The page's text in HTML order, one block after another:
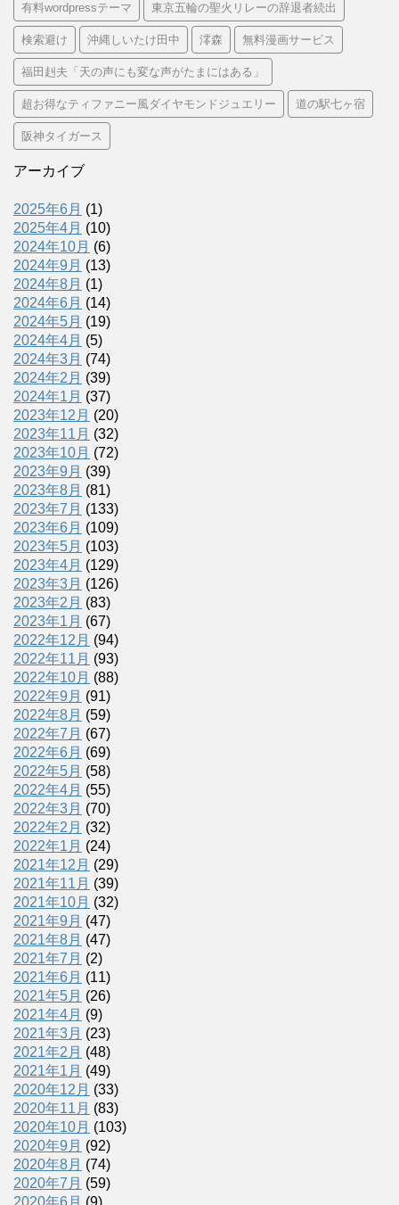
有料wordpressテーマ 東京五輪の聖火リレーの辞退者続出
検索避け 沖縄しいたけ田中 澪森 無料漫画サービス
福田赳夫「天の声にも変な声がたまにはある」
超お得なティファニー風ダイヤモンドジュエリー 道の駅七ヶ宿
阪神タイガース
アーカイブ
2025年6月 (1)
2025年4月 (10)
2024年10月 (6)
2024年9月 (13)
2024年8月 (1)
2024年6月 (14)
2024年5月 (19)
2024年4月 (5)
2024年3月 (74)
2024年2月 (39)
2024年1月 (37)
2023年12月 (20)
2023年11月 (32)
2023年10月 (72)
2023年9月 (39)
2023年8月 (81)
2023年7月 (133)
2023年6月 (109)
2023年5月 (103)
2023年4月 (129)
2023年3月 (126)
2023年2月 (83)
2023年1月 (67)
2022年12月 (94)
2022年11月 (93)
2022年10月 (88)
2022年9月 (91)
2022年8月 (59)
2022年7月 (67)
2022年6月 (69)
2022年5月 (58)
2022年4月 (55)
2022年3月 (70)
2022年2月 (32)
2022年1月 (24)
2021年12月 (29)
2021年11月 (39)
2021年10月 (32)
2021年9月 (47)
2021年8月 (47)
2021年7月 (2)
2021年6月 (11)
2021年5月 (26)
2021年4月 (9)
2021年3月 (23)
2021年2月 (48)
2021年1月 (49)
2020年12月 (33)
2020年11月 (83)
2020年10月 (103)
2020年9月 (92)
2020年8月 (74)
2020年7月 (59)
2020年6月 (9)